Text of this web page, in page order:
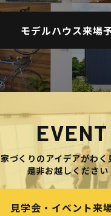
モデルハウス来場
EVENT
家づくりのアイデアがわく
是非お越しください
見学会・イベント来